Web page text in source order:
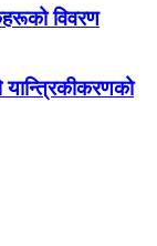
विवरण
यान्त्रिकीकरणको